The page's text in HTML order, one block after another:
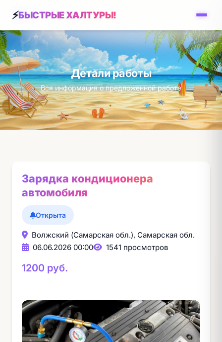
БЫСТРЫЕ ХАЛТУРЫ!
Детали работы
Вся информация о предложенной работе
Зарядка кондиционера
автомобиля
Открыта
Волжский (Самарская обл.), Самарская обл.
06.06.2026 00:00
1541 просмотров
1200 руб.